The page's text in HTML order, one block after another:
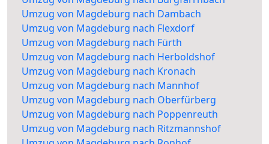
Umzug von Magdeburg nach Dambach
Umzug von Magdeburg nach Flexdorf
Umzug von Magdeburg nach Fürth
Umzug von Magdeburg nach Herboldshof
Umzug von Magdeburg nach Kronach
Umzug von Magdeburg nach Mannhof
Umzug von Magdeburg nach Oberfürberg
Umzug von Magdeburg nach Poppenreuth
Umzug von Magdeburg nach Ritzmannshof